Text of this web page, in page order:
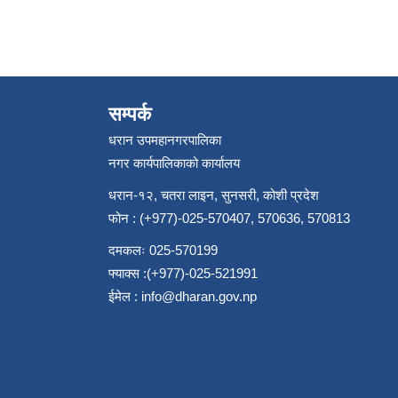
सम्पर्क
धरान उपमहानगरपालिका
नगर कार्यपालिकाको कार्यालय
धरान-१२, चतरा लाइन, सुनसरी, कोशी प्रदेश
फोन : (+977)-025-570407, 570636, 570813
दमकलः 025-570199
फ्याक्स :(+977)-025-521991
ईमेल : info@dharan.gov.np